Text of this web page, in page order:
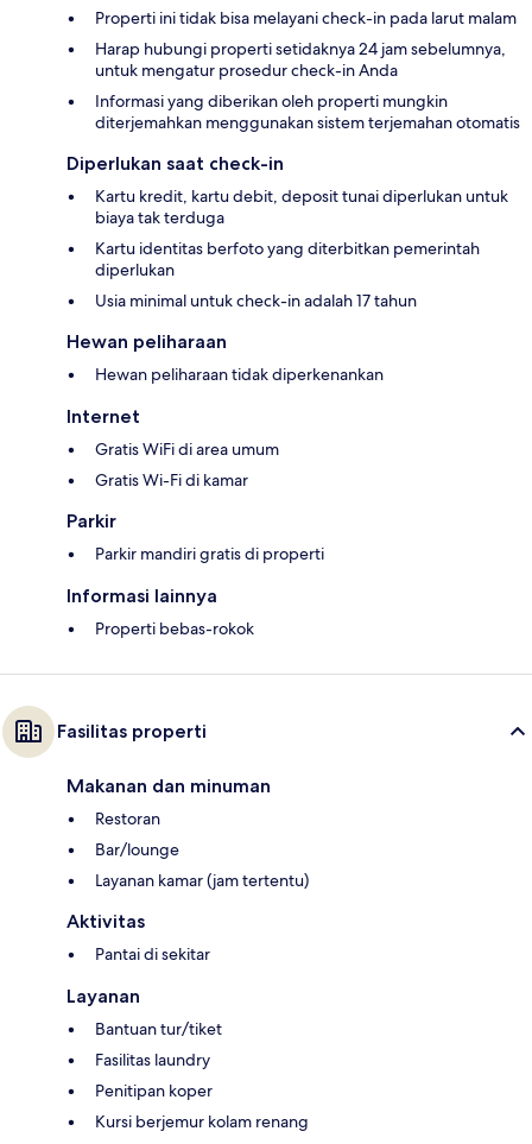
Properti ini tidak bisa melayani check-in pada larut malam
Harap hubungi properti setidaknya 24 jam sebelumnya,
untuk mengatur prosedur check-in Anda
Informasi yang diberikan oleh properti mungkin
diterjemahkan menggunakan sistem terjemahan otomatis
Diperlukan saat check-in
Kartu kredit, kartu debit, deposit tunai diperlukan untuk
biaya tak terduga
Kartu identitas berfoto yang diterbitkan pemerintah
diperlukan
Usia minimal untuk check-in adalah 17 tahun
Hewan peliharaan
Hewan peliharaan tidak diperkenankan
Internet
Gratis WiFi di area umum
Gratis Wi-Fi di kamar
Parkir
Parkir mandiri gratis di properti
Informasi lainnya
Properti bebas-rokok
Fasilitas properti
Makanan dan minuman
Restoran
Bar/lounge
Layanan kamar (jam tertentu)
Aktivitas
Pantai di sekitar
Layanan
Bantuan tur/tiket
Fasilitas laundry
Penitipan koper
Kursi berjemur kolam renang